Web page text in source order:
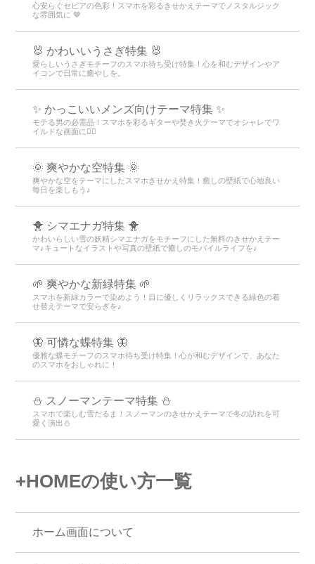
心安らぐセピアの色彩！スマホを彩るきせかえテーマでノスタルジック
な雰囲気に 🤎
🐰 かわいいうさぎ特集 🐰
愛らしいうさぎモチーフのスマホ待ち受け特集！心を和むデザインやア
イコンで日常に癒やしを。
✨ かっこいいメンズ向けテーマ特集 ✨
モテる男の必需品！スマホを彩るギターや焚き火テーマでオシャレでワ
イルドな画面に👍🏻
🌞 爽やかな空特集 🌞
爽やかな空をテーマにしたスマホきせかえ特集！癒しの壁紙で心地良い
毎日を楽しもう♪
🐥 シマエナガ特集 🐥
かわいらしい雪の妖精シマエナガをモチーフにした無料のきせかえテー
マ♪キュートなイラストや写真の壁紙で癒しのモバイルライフを♪
🌱 爽やかな新緑特集 🌱
スマホを新緑カラーで染めよう！目に優しくリラックスできる緑色の着
せ替えテーマで安らぎを♪
🦋 可憐な蝶特集 🦋
優雅な蝶モチーフのスマホ待ち受け特集！心が和むデザインで、あなた
のスマホをおしゃれに！
⛄ スノーマンテーマ特集 ⛄
スマホで楽しむ雪だるま！スノーマンのきせかえテーマで冬の訪れを可
愛く演出⛄
+HOMEの使い方一覧
ホーム画面について